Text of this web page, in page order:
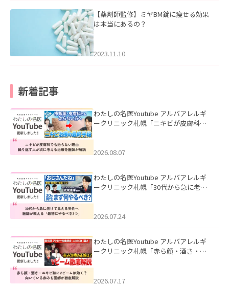
【薬剤師監修】ミヤBM錠に痩せる効果
は本当にあるの？
2023.11.10
新着記事
わたしの名医Youtube アルバアレルギ
ークリニック札幌「ニキビが皮膚科で
ました。
2026.08.07
わたしの名医Youtube アルバアレルギ
ークリニック札幌「30代から急に老け
た。
2026.07.24
わたしの名医Youtube アルバアレルギ
ークリニック札幌「赤ら顔・酒さ・ニ
した。
2026.07.17